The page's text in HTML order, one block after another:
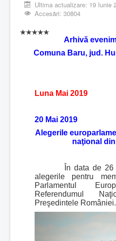
Ultima actualizare: 19 Iunie
Accesări: 30804
Arhivă
Comuna Baru, jud.
Luna Mai 2019
20 Mai 2019
Alegerile
naţional
În data de 26
alegerile pentru
Parlamentul
Referendumul
Preşedintele României.